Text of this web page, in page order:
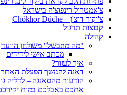
צ'אמטרול רינפוצ'ה בישראל
צ'וקור דוצ'ן – Chökhor Düche
קבוצות תרגול
קהילה
"מה מתבשל" משולחן הוועד
מכתב אישי לידידים
איך לעזור?
דאנה להמשך הפעלת האתר
הודעות מהסאנגה – לדליה
אתכם באבלכם במות